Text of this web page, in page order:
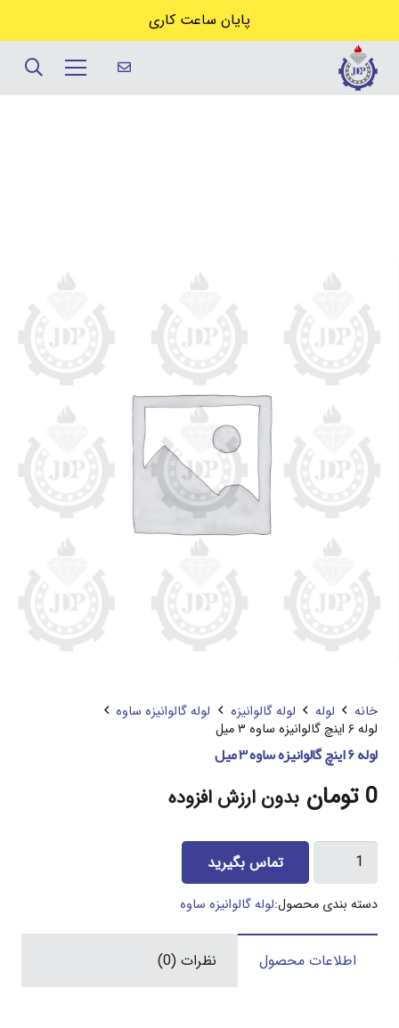
خانه لوله لوله گالوانیزه
لوله گالوانیزه ساوه
لوله ۶ اینچ گالوانیزه ساوه ۳ میل
لوله ۶ اینچ گالوانیزه ساوه ۳ میل
0 تومان بدون ارزش افزوده
لوله
اینچ
تماس بگیرید
دسته بندی محصول:لوله گالوانیزه ساوه
اطلاعات محصول نظرات (0)
پایان ساعت کاری